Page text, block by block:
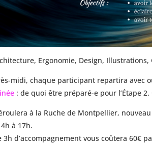
Ergonomie, Design,
midi, chaque participant repartira avec
: de quoi être préparé-e pour l’Étape 2.
à la Ruche de Montpellier,
à 17h.
3h d’accompagnement vous coûtera 60€